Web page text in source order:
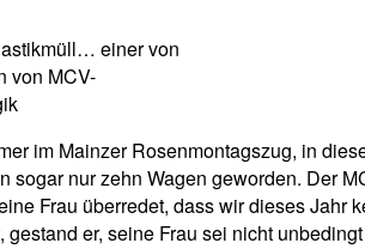
einer von
von MCV-
im Mainzer Rosenmontagszug, in
sogar nur zehn Wagen geworden. Der
Frau überredet, dass wir dieses
gestand er, seine Frau sei nicht